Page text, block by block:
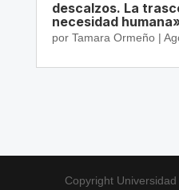
descalzos. La
necesidad
por Tamara Ormeño|
Copyright